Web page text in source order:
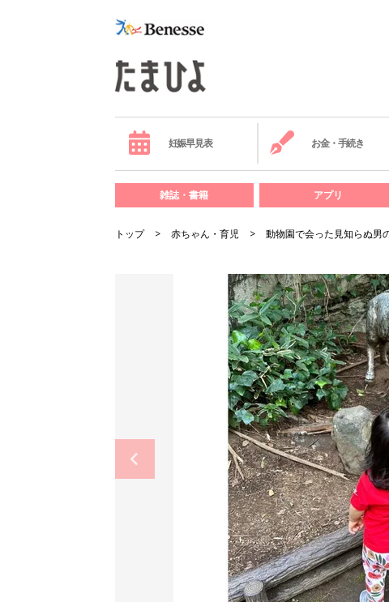
妊娠早見表 お金・手続き
雑誌・書籍 アプリ
トップ 赤ちゃん・育児 動物園で会った見知らぬ男